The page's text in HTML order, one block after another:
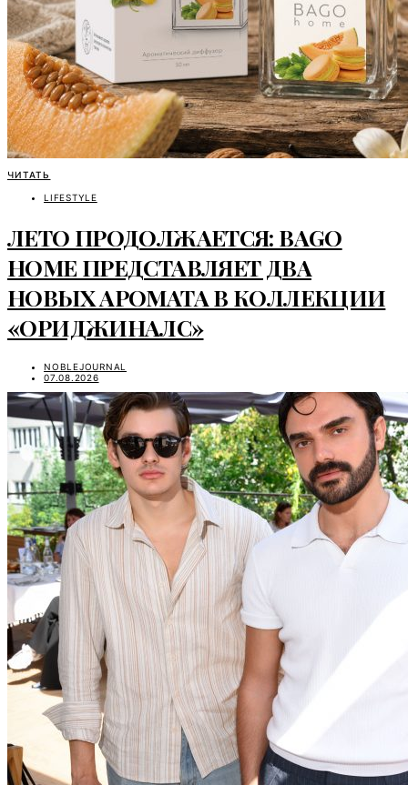
ЧИТАТЬ
LIFESTYLE
ЛЕТО ПРОДОЛЖАЕТСЯ: BAGO
HOME ПРЕДСТАВЛЯЕТ ДВА
НОВЫХ АРОМАТА В КОЛЛЕКЦИИ
«ОРИДЖИНАЛС»
NOBLEJOURNAL
07.08.2026